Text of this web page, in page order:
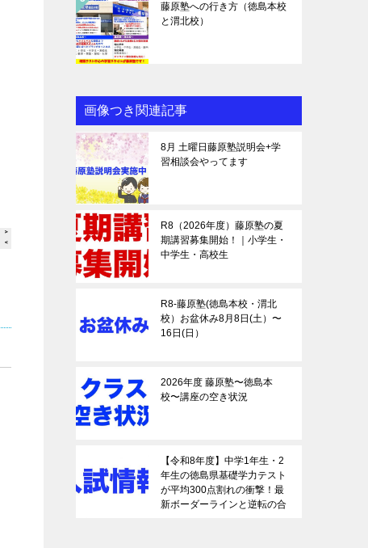
藤原塾への行き方（徳島本校
と渭北校）
画像つき関連記事
8月 土曜日藤原塾説明会+学
習相談会やってます
R8（2026年度）藤原塾の夏
期講習募集開始！｜小学生・
中学生・高校生
R8-藤原塾(徳島本校・渭北
校）お盆休み8月8日(土）〜
16日(日）
2026年度 藤原塾〜徳島本
校〜講座の空き状況
【令和8年度】中学1年生・2
年生の徳島県基礎学力テスト
が平均300点割れの衝撃！最
新ボーダーラインと逆転の合